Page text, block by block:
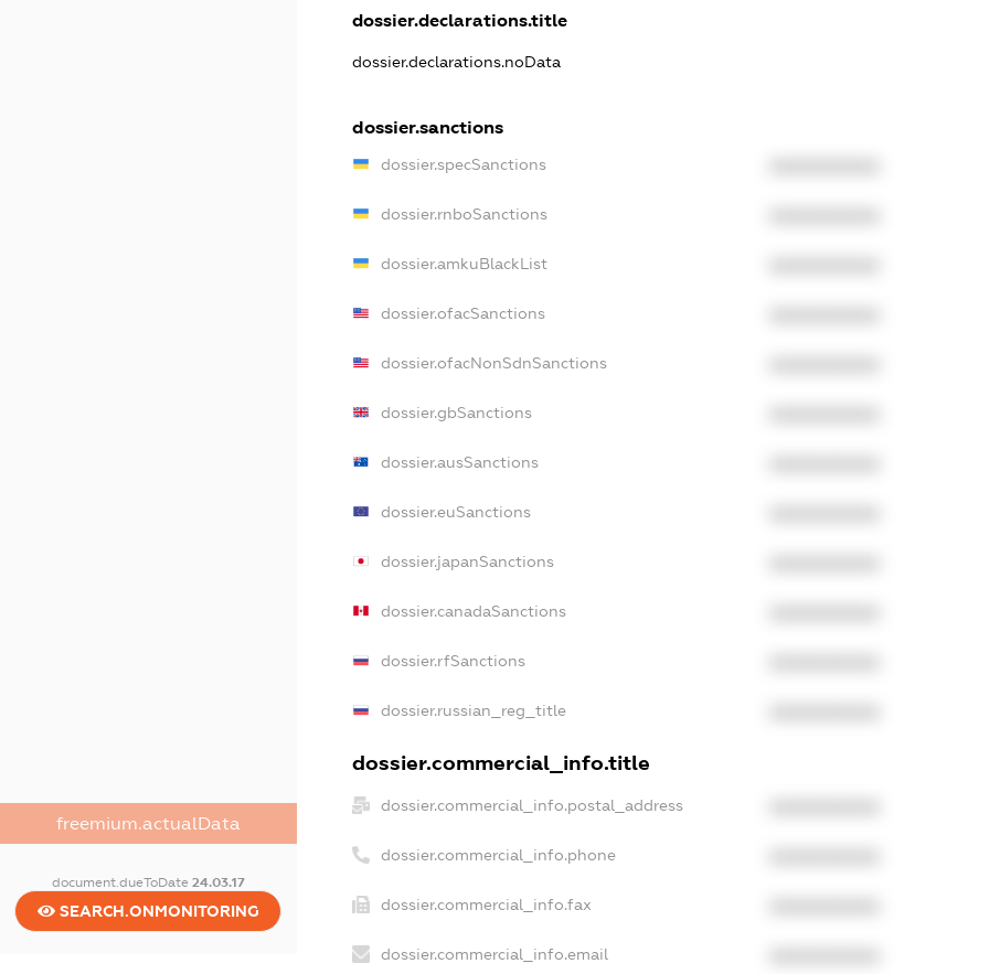
freemium.actualData
document.dueToDate 24.03.17
SEARCH.ONMONITORING
dossier.declarations.title
dossier.declarations.noData
dossier.sanctions
dossier.specSanctions
dossier.rnboSanctions
dossier.amkuBlackList
dossier.ofacSanctions
dossier.ofacNonSdnSanctions
dossier.gbSanctions
dossier.ausSanctions
dossier.euSanctions
dossier.japanSanctions
dossier.canadaSanctions
dossier.rfSanctions
dossier.russian_reg_title
dossier.commercial_info.title
dossier.commercial_info.postal_address
dossier.commercial_info.phone
dossier.commercial_info.fax
dossier.commercial_info.email